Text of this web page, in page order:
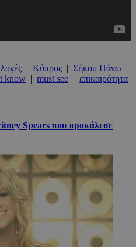
| Κύπρος | Σήκου Πάνω |
know | must see | επικαιρότητα
Spears που προκάλεσε